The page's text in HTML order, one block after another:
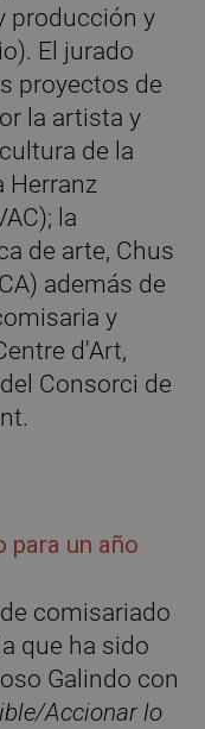
producción y
El jurado
proyectos de
la artista y
de la
Herranz
la
de arte, Chus
además de
y
d'Art,
Consorci de
para un año
comisariado
que ha sido
Galindo con
Accionar lo